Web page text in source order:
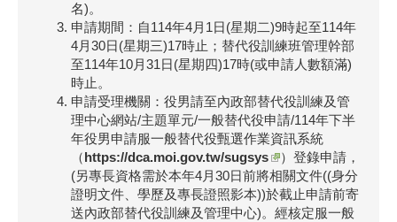
名)。
申請期間：自114年4月1日(星期二)9時起至114年
4月30日(星期三)17時止；替代役訓練班管理幹部
至114年10月31日(星期四)17時(或申請人數額滿)
時止。
申請受理機關：役男請至內政部替代役訓練及管
理中心網站/主題單元/一般替代役申請/114年下半
年役男申請服一般替代役甄選作業資訊系統
（https://dca.moi.gov.tw/sugsys
）登錄申請，
(另專長資格需於本年4月30日前將相關文件((身分
證明文件、學歷及專長證照影本))於截止申請前寄
送內政部替代役訓練及管理中心)。經核定服一般